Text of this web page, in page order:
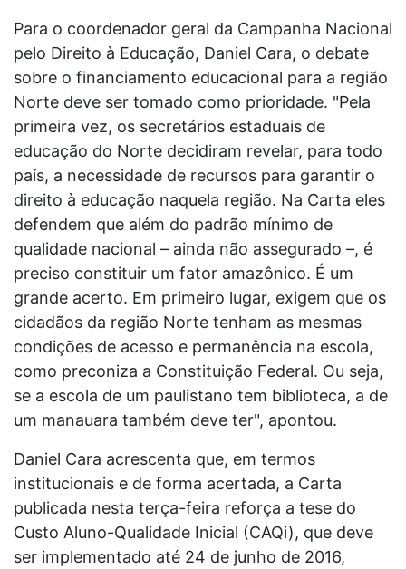
Para o coordenador geral da Campanha Nacional
pelo Direito à Educação, Daniel Cara, o debate
sobre o financiamento educacional para a região
Norte deve ser tomado como prioridade. "Pela
primeira vez, os secretários estaduais de
educação do Norte decidiram revelar, para todo
país, a necessidade de recursos para garantir o
direito à educação naquela região. Na Carta eles
defendem que além do padrão mínimo de
qualidade nacional – ainda não assegurado –, é
preciso constituir um fator amazônico. É um
grande acerto. Em primeiro lugar, exigem que os
cidadãos da região Norte tenham as mesmas
condições de acesso e permanência na escola,
como preconiza a Constituição Federal. Ou seja,
se a escola de um paulistano tem biblioteca, a de
um manauara também deve ter", apontou.
Daniel Cara acrescenta que, em termos
institucionais e de forma acertada, a Carta
publicada nesta terça-feira reforça a tese do
Custo Aluno-Qualidade Inicial (CAQi), que deve
ser implementado até 24 de junho de 2016,